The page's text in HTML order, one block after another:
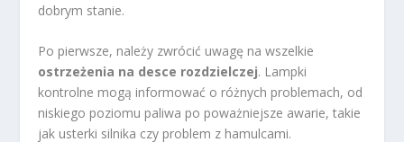
dobrym stanie.
Po pierwsze, należy zwrócić uwagę na wszelkie
ostrzeżenia na desce rozdzielczej. Lampki
kontrolne mogą informować o różnych problemach, od
niskiego poziomu paliwa po poważniejsze awarie, takie
jak usterki silnika czy problem z hamulcami.